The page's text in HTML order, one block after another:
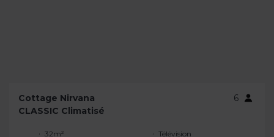
Cottage Nirvana
6
CLASSIC Climatisé
32m²
Télévision